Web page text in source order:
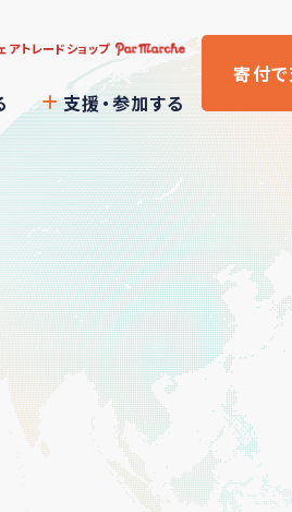
アトレードショップ
支援・参加する
寄付